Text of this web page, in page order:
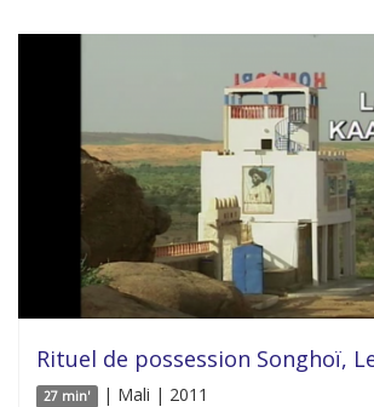
Rituel de possession Songhoï,
27 min' | Mali | 2011